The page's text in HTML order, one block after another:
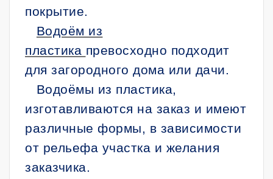
покрытие.
Водоём из
пластика превосходно подходит
для загородного дома или дачи.
Водоёмы из пластика,
изготавливаются на заказ и имеют
различные формы, в зависимости
от рельефа участка и желания
заказчика.